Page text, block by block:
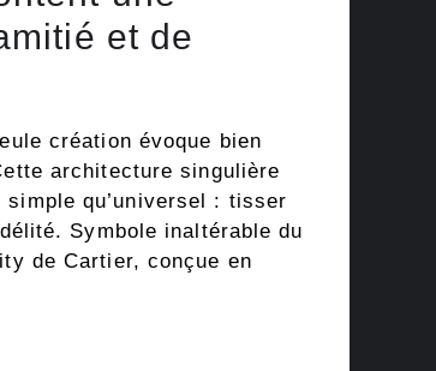
et de
création évoque bien
architecture singulière
simple qu’universel : tisser
Symbole inaltérable du
de Cartier, conçue en